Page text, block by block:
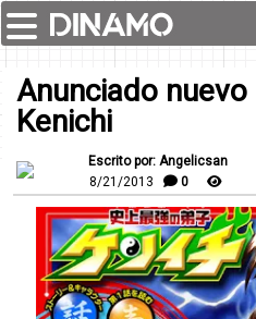
Anunciado nuevo
Kenichi
Escrito por: Angelicsan
8/21/2013
0